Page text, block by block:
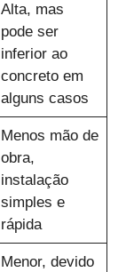
Alta, mas
pode ser
inferior ao
concreto em
alguns casos
Menos mão de
obra,
instalação
simples e
rápida
Menor, devido